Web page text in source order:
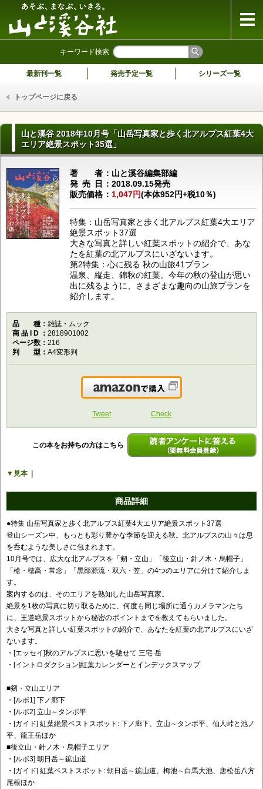
キーワード検索
最新刊一覧 発売予定一覧 シリーズ一覧
トップページに戻る
山と溪谷 2018年10月号「山岳写真家と歩く北アルプス紅葉4大
エリア絶景スポット35選」
著者山と溪谷編集部編
発売日 2018.09.15発売
販売価格
1,047円(本体952円+税10％)
特集：山岳写真家と歩く北アルプス紅葉4大エリア
絶景スポット37選
大きな写真と詳しい紅葉スポットの紹介で、あな
たを紅葉の北アルプスにいざないます。
第2特集：心に残る 秋の山旅41プラン
温泉、縦走、錦秋の紅葉。今年の秋の登山が思い
出に残るように、さまざまな趣向の山旅プランを
紹介します。
品種雑誌・ムック
商品ID
2818901002
ページ数
216
判型A4変形判
Amazonで購入
Tweet Check
この本をお持ちの方はこちら
見本
商品詳細
●特集 山岳写真家と歩く北アルプス紅葉4大エリア絶景スポット37選
登山シーズン中、もっとも彩り豊かな季節を迎える秋。北アルプスの山々は息
を呑むような美しさに包まれます。
10月号では、広大な北アルプスを「剱・立山」「後立山・針ノ木・烏帽子」
「槍・穂高・常念」「黒部源流・双六・笠」の4つのエリアに分けて紹介しま
す。
案内するのは、そのエリアを熟知した山岳写真家。
絶景を1枚の写真に切り取るために、何度も同じ場所に通うカメラマンたち
に、王道絶景スポットから秘密のポイントまでを教えてもらいました。
大きな写真と詳しい紅葉スポットの紹介で、あなたを紅葉の北アルプスにいざ
ないます。
・[エッセイ]秋のアルプスに思いを馳せて 三宅 岳
・[イントロダクション]紅葉カレンダーとインデックスマップ
■剱・立山エリア
・[ルポ1] 下ノ廊下
・[ルポ2] 立山～タンボ平
・[ガイド] 紅葉絶景ベストスポット: 下ノ廊下、立山～タンボ平、仙人峠と池ノ
平、龍王岳ほか
■後立山・針ノ木・烏帽子エリア
・[ルポ3] 朝日岳～鉱山道
・[ガイド] 紅葉ベストスポット: 朝日岳～鉱山道、栂池～白馬大池、唐松岳八方
尾根ほか